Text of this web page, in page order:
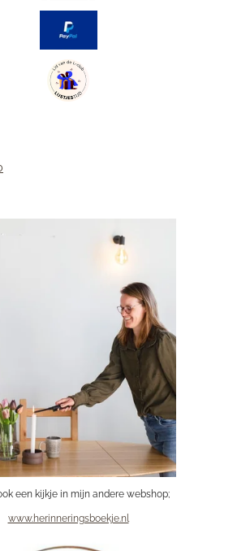
een kijkje in mijn andere webshop;
www.herinneringsboekje.nl